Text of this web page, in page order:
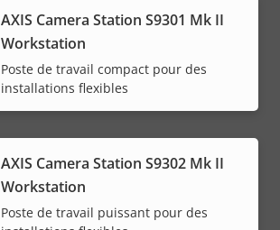
AXIS Camera Station S9301 Mk II
Workstation
Poste de travail compact pour des
installations flexibles
AXIS Camera Station S9302 Mk II
Workstation
Poste de travail puissant pour des